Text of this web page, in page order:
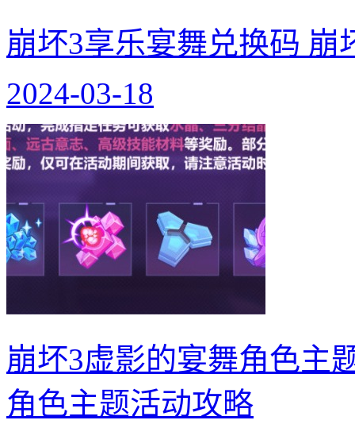
崩坏3享乐宴舞兑换码 崩
2024-03-18
崩坏3虚影的宴舞角色主
角色主题活动攻略